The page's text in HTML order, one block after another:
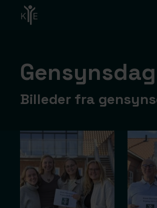
Gensynsdag
Billeder fra